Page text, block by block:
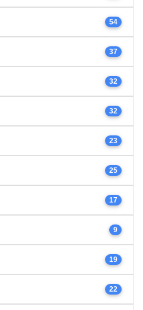
54
37
32
32
23
25
17
9
19
22